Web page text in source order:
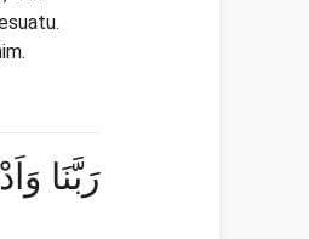
رَبَّنَا